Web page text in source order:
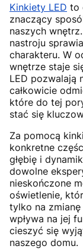
Kinkiety LED to
znaczący
naszych
nastroju
charakteru. W
wnętrze staje
LED pozwalają
całkowicie
które do tej
stać się
Za pomocą
konkretne
głębię i
dowolne
nieskończone
oświetlenie,
tylko na
wpływa na jej
cieszyć się
naszego domu.